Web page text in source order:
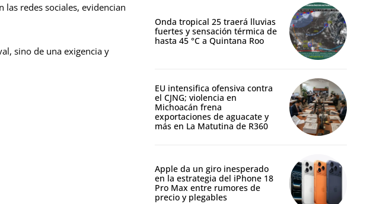
las redes sociales, evidencian
sino de una exigencia y
Onda tropical 25 traerá lluvias
fuertes y sensación térmica de
hasta 45 °C a Quintana Roo
EU intensifica ofensiva contra
el CJNG; violencia en
Michoacán frena
exportaciones de aguacate y
más en La Matutina de R360
Apple da un giro inesperado
en la estrategia del iPhone 18
Pro Max entre rumores de
precio y plegables